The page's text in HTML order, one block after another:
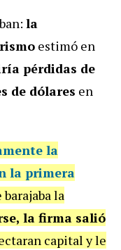
la
estimó en
pérdidas de
de dólares en
la
la primera
la
la firma salió
capital y le